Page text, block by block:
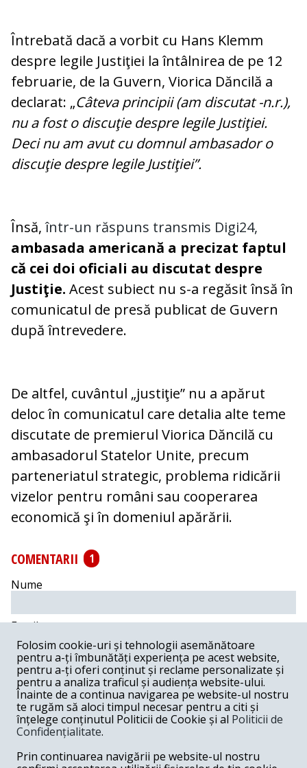
Întrebată dacă a vorbit cu Hans Klemm
despre legile Justiţiei la întâlnirea de pe 12
februarie, de la Guvern, Viorica Dăncilă a
declarat: „Câteva principii (am discutat -n.r.),
nu a fost o discuţie despre legile Justiţiei.
Deci nu am avut cu domnul ambasador o
discuţie despre legile Justiţiei”.
Însă,într-un răspuns transmis Digi24,
ambasada americană a precizat faptul
că cei doi oficiali au discutat despre
Justiţie. Acest subiect nu s-a regăsit însă în
comunicatul de presă publicat de Guvern
după întrevedere.
De altfel, cuvântul „justiţie” nu a apărut
deloc în comunicatul care detalia alte teme
discutate de premierul Viorica Dăncilă cu
ambasadorul Statelor Unite, precum
parteneriatul strategic, problema ridicării
vizelor pentru români sau cooperarea
economică şi în domeniul apărării.
COMENTARII
1
Nume
Email
Comentariu
Postează comentariu
Folosim cookie-uri și tehnologii asemănătoare
pentru a-ți îmbunătăți experiența pe acest website,
pentru a-ți oferi conținut și reclame personalizate și
pentru a analiza traficul și audiența website-ului.
Înainte de a continua navigarea pe website-ul nostru
te rugăm să aloci timpul necesar pentru a citi și
înțelege conținutul Politicii de Cookie și al Politicii de
Confidențialitate.
Prin continuarea navigării pe website-ul nostru